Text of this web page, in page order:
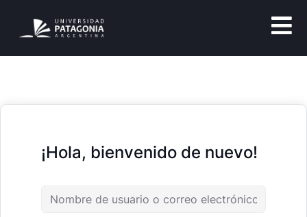
¡Hola, bienvenido de nuevo!